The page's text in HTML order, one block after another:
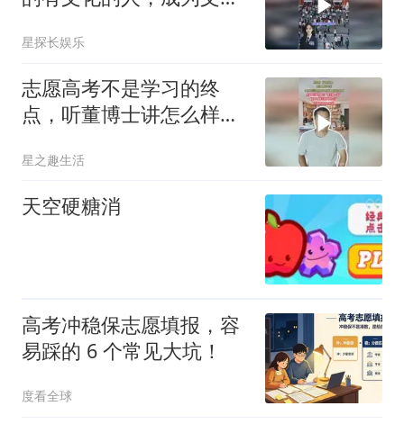
星探长娱乐
志愿高考不是学习的终
点，听董博士讲怎么样对
星之趣生活
天空硬糖消
高考冲稳保志愿填报，容
易踩的 6 个常见大坑！
度看全球